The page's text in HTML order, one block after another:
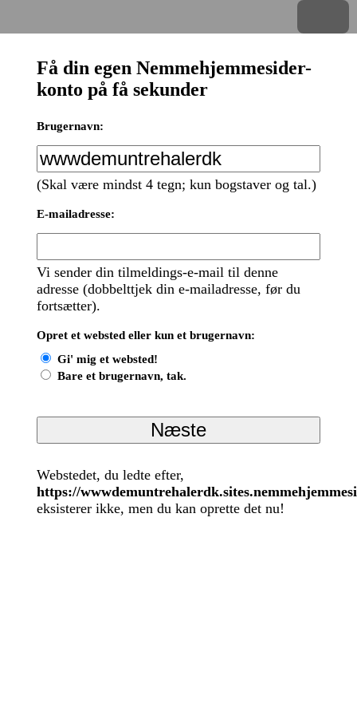
Få din egen Nemmehjemmesider-
konto på få sekunder
Brugernavn:
(Skal være mindst 4 tegn; kun bogstaver og tal.)
E-mailadresse:
Vi sender din tilmeldings-e-mail til denne
adresse (dobbelttjek din e-mailadresse, før du
fortsætter).
Opret et websted eller kun et brugernavn:
Gi' mig et websted!
Bare et brugernavn, tak.
Webstedet, du ledte efter,
https://
eksisterer ikke, men du kan oprette det nu!